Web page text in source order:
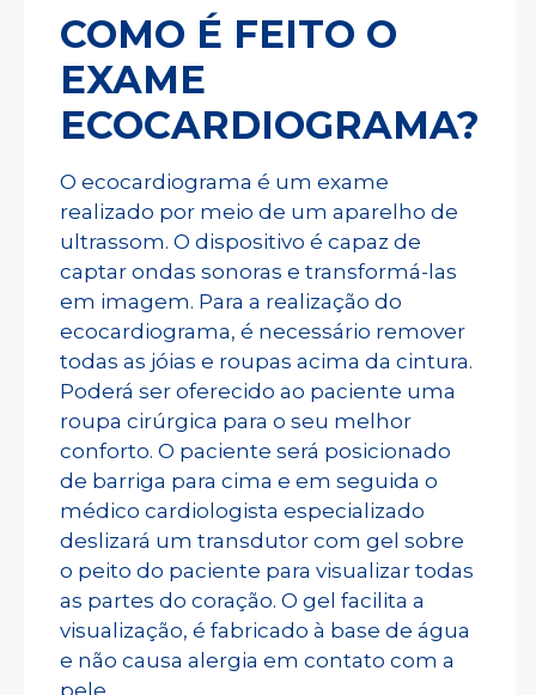
COMO É FEITO O
EXAME
ECOCARDIOGRAMA?
O ecocardiograma é um exame
realizado por meio de um aparelho de
ultrassom. O dispositivo é capaz de
captar ondas sonoras e transformá-las
em imagem. Para a realização do
ecocardiograma, é necessário remover
todas as jóias e roupas acima da cintura.
Poderá ser oferecido ao paciente uma
roupa cirúrgica para o seu melhor
conforto. O paciente será posicionado
de barriga para cima e em seguida o
médico cardiologista especializado
deslizará um transdutor com gel sobre
o peito do paciente para visualizar todas
as partes do coração. O gel facilita a
visualização, é fabricado à base de água
e não causa alergia em contato com a